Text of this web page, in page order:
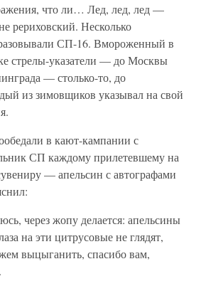
что ли… Лед, лед, лед —
рериховский. Несколько
СП-16. Вмороженный в
стрелы-указатели — до Москвы
— столько-то, до
из зимовщиков указывал на свой
в кают-кампании с
СП каждому прилетевшему на
— апельсин с автографами
через жопу делается: апельсины
на эти цитрусовые не глядят,
выцыганить, спасибо вам,